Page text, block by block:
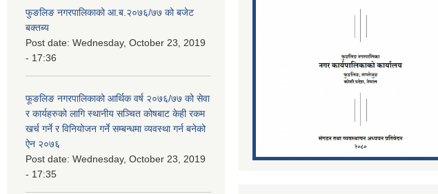
फुङलिङ नगरपालिकाको आ.ब.२०७६/७७ को बजेट
बक्तब्य
Post date: Wednesday, October 23, 2019
- 17:36
फूङलिङ नगरपालिकाको आर्थिक वर्ष २०७६/७७ को सेवा
र कार्यहरुको लागि स्थानीय सञ्चित कोषबाट केही रकम
खर्च गर्ने र विनियोजन गर्ने सम्बन्धमा व्यवस्था गर्न बनेको
ऐन २०७६
Post date: Wednesday, October 23, 2019
- 17:35